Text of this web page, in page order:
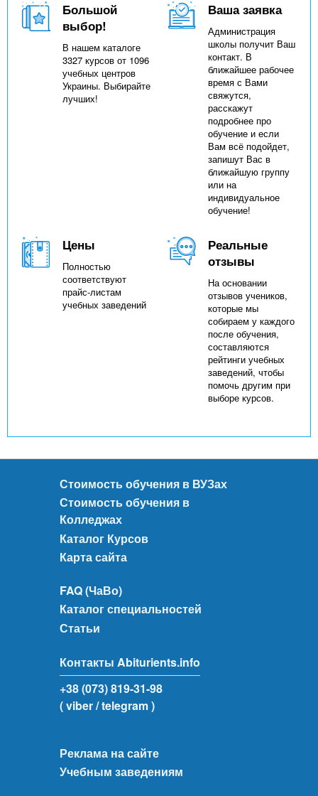
Большой
выбор!
В нашем каталоге
3327 курсов от 1096
учебных центров
Украины. Выбирайте
лучших!
Ваша заявка
Администрация
школы получит Ваш
контакт. В
ближайшее рабочее
время с Вами
свяжутся,
расскажут
подробнее про
обучение и если
Вам всё подойдет,
запишут Вас в
ближайшую группу
или на
индивидуальное
обучение!
Цены
Полностью
соответствуют
прайс-листам
учебных заведений
Реальные
отзывы
На основании
отзывов учеников,
которые мы
собираем у каждого
после обучения,
составляются
рейтинги учебных
заведений, чтобы
помочь другим при
выборе курсов.
Стоимость обучения в ВУЗах
Стоимость обучения в
Колледжах
Каталог Курсов
Карта сайта
FAQ (ЧаВо)
Каталог специальностей
Статьи
Контакты Abiturients.info
+38 (073) 819-31-98
( viber/ telegram )
Реклама на сайте
Учебным заведениям